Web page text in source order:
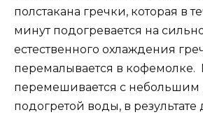
полстакана гречки, которая в
минут подогревается на
естественного охлаждения
перемалывается в кофемолке.
перемешивается с небольшим
подогретой воды, в результате